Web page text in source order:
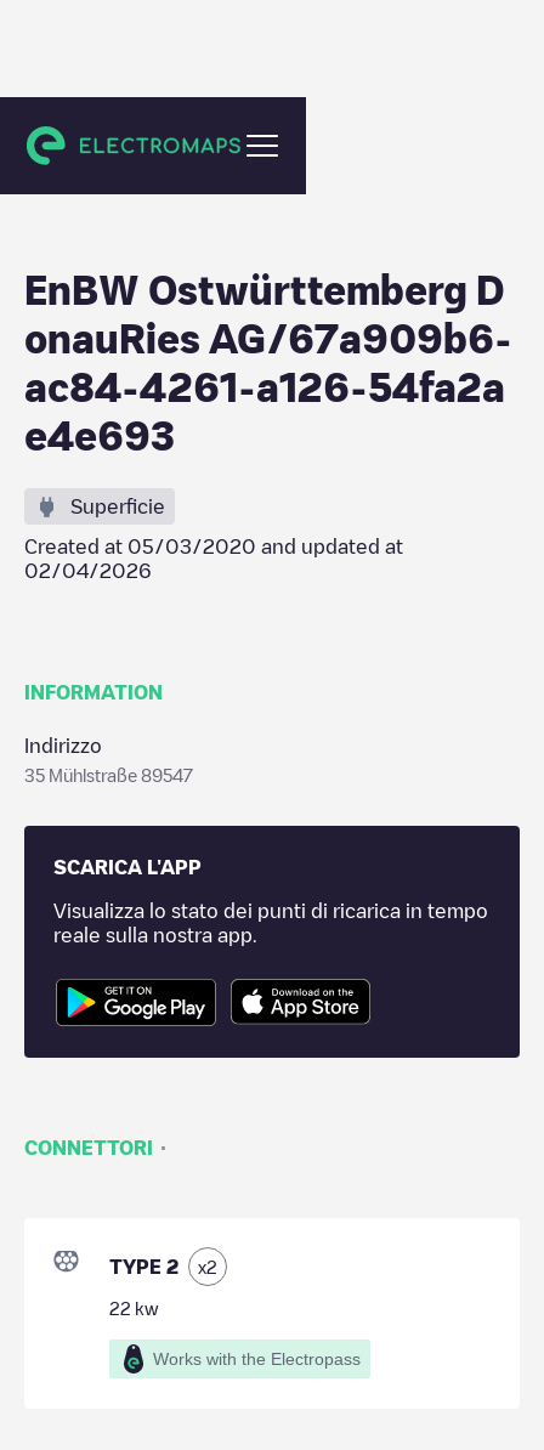
Gerstetten
EnBW Ostwürttemberg D
onauRies AG/67a909b6-
ac84-4261-a126-54fa2a
e4e693
Superficie
Created at 05/03/2020 and updated at
02/04/2026
INFORMATION
Indirizzo
35 Mühlstraße 89547
SCARICA L'APP
Visualizza lo stato dei punti di ricarica in tempo
reale sulla nostra app.
CONNETTORI ·
TYPE 2 x2
22 kw
Works with the Electropass